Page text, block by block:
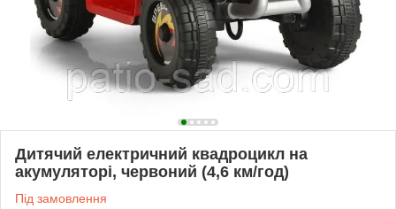
Дитячий електричний квадроцикл на
акумуляторі, червоний (4,6 км/год)
Під замовлення